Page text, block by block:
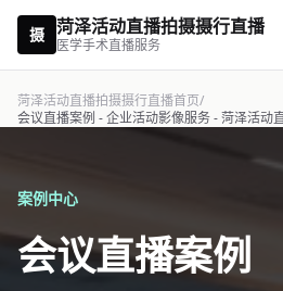
摄 菏泽活动直播拍摄摄行直播
医学手术直播服务
菏泽活动直播拍摄摄行直播首页/
案例中心
会议直播案例